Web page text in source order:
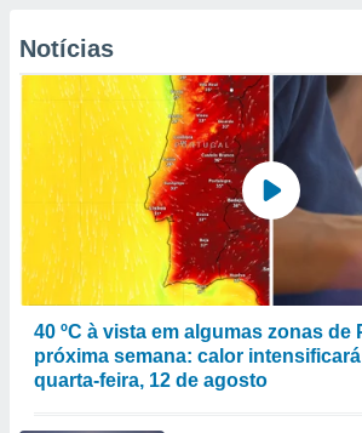
Notícias
40 ºC à vista em algumas zonas de
próxima semana: calor
quarta-feira, 12 de agosto